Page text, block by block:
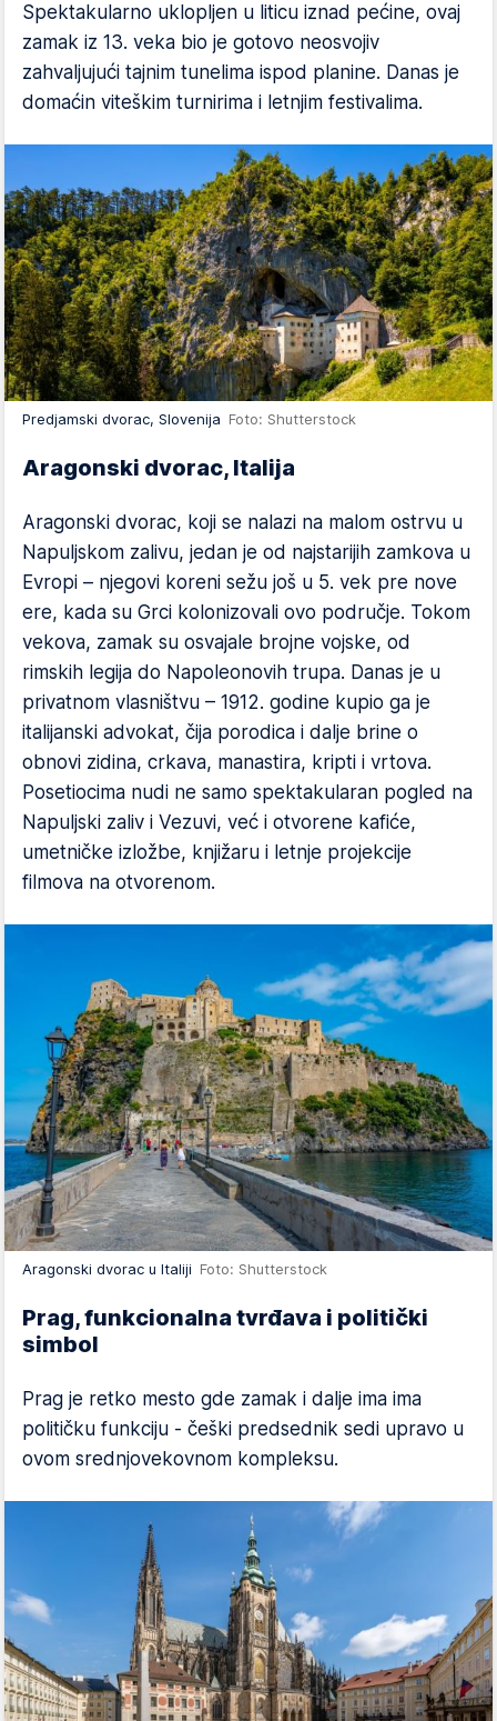
Spektakularno uklopljen u liticu iznad pećine, ovaj
zamak iz 13. veka bio je gotovo neosvojiv
zahvaljujući tajnim tunelima ispod planine. Danas je
domaćin viteškim turnirima i letnjim festivalima.
Predjamski dvorac, Slovenija Foto: Shutterstock
Aragonski dvorac, Italija
Aragonski dvorac, koji se nalazi na malom ostrvu u
Napuljskom zalivu, jedan je od najstarijih zamkova u
Evropi – njegovi koreni sežu još u 5. vek pre nove
ere, kada su Grci kolonizovali ovo područje. Tokom
vekova, zamak su osvajale brojne vojske, od
rimskih legija do Napoleonovih trupa. Danas je u
privatnom vlasništvu – 1912. godine kupio ga je
italijanski advokat, čija porodica i dalje brine o
obnovi zidina, crkava, manastira, kripti i vrtova.
Posetiocima nudi ne samo spektakularan pogled na
Napuljski zaliv i Vezuvi, već i otvorene kafiće,
umetničke izložbe, knjižaru i letnje projekcije
filmova na otvorenom.
Aragonski dvorac u Italiji Foto: Shutterstock
Prag, funkcionalna tvrđava i politički
simbol
Prag je retko mesto gde zamak i dalje ima ima
političku funkciju - češki predsednik sedi upravo u
ovom srednjovekovnom kompleksu.